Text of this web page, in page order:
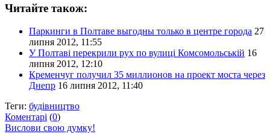
Читайте також:
Паркинги в Полтаве выгодны только в центре города 27
липня 2012, 11:55
У Полтаві перекрили рух по вулиці Комсомольській 16
липня 2012, 12:10
Кременчуг получил 35 миллионов на проект моста через
Днепр 16 липня 2012, 11:40
Теги: будівництво
Коментарі (0)
Вислови свою думку!